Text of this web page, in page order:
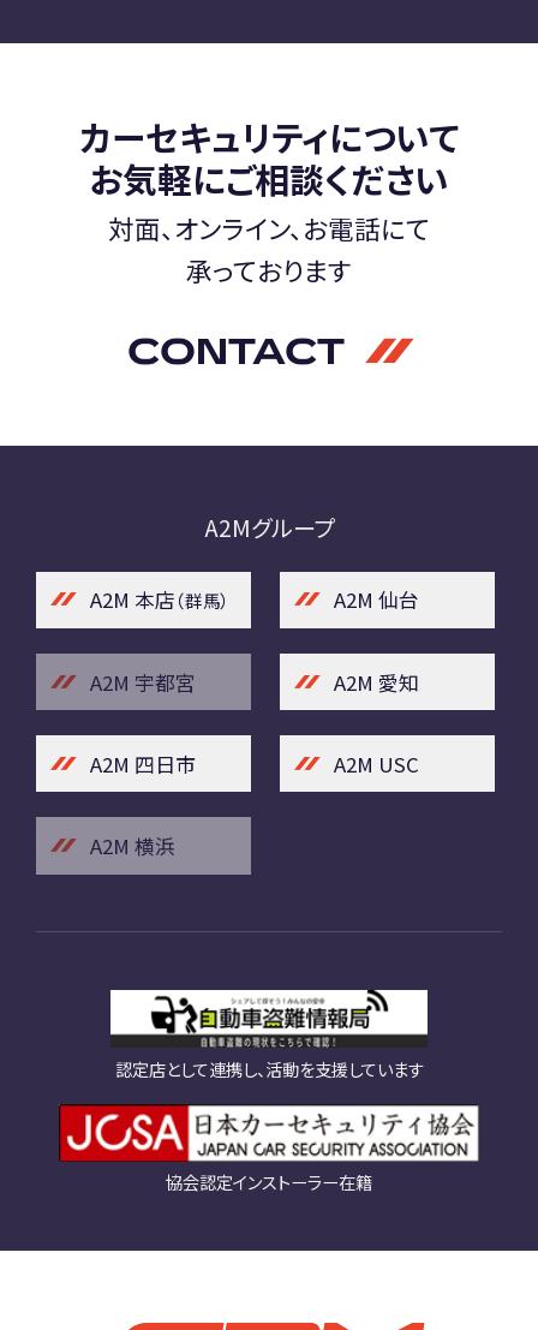
カーセキュリティについて
お気軽にご相談ください
対面、オンライン、お電話にて
承っております
CONTACT
A2Mグループ
A2M 本店（群馬） A2M 仙台
A2M 宇都宮 A2M 愛知
A2M 四日市 A2M USC
A2M 横浜
認定店として連携し、活動を支援しています
協会認定インストーラー在籍